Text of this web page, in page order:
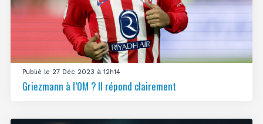
Publié le 27 Déc 2023 à 12h14
Griezmann à l’OM ? Il répond clairement